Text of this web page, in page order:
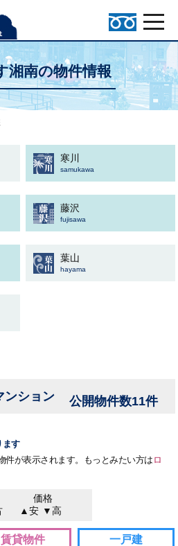
湘南の物件情報
寒川
samukawa
藤沢
fujisawa
葉山
hayama
ンション 公開物件数11件
ます
件が表示されます。もっとみたい方は ロ
価格
▲安 ▼高
賃貸物件 一戸建